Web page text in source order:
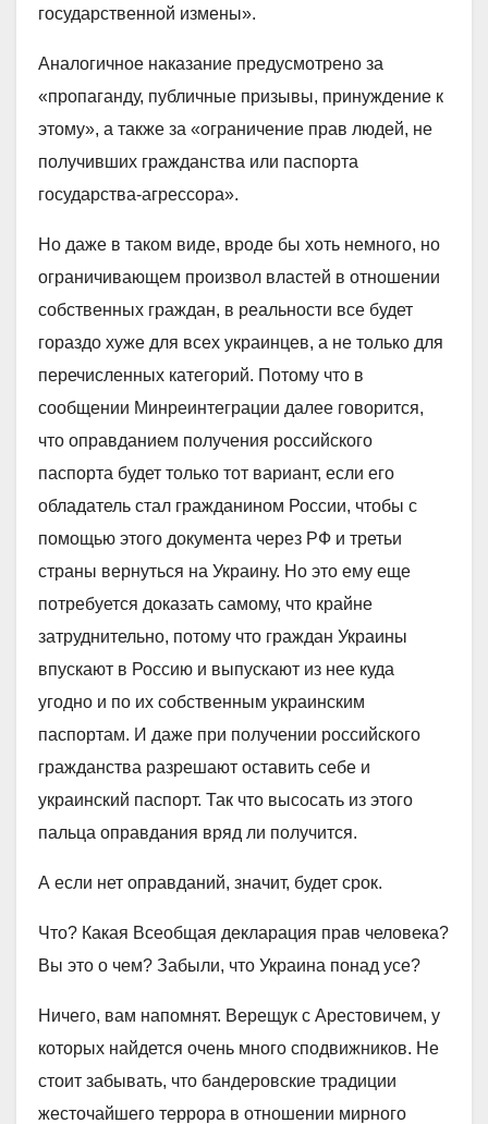
государственной измены».
Аналогичное наказание предусмотрено за
«пропаганду, публичные призывы, принуждение к
этому», а также за «ограничение прав людей, не
получивших гражданства или паспорта
государства-агрессора».
Но даже в таком виде, вроде бы хоть немного, но
ограничивающем произвол властей в отношении
собственных граждан, в реальности все будет
гораздо хуже для всех украинцев, а не только для
перечисленных категорий. Потому что в
сообщении Минреинтеграции далее говорится,
что оправданием получения российского
паспорта будет только тот вариант, если его
обладатель стал гражданином России, чтобы с
помощью этого документа через РФ и третьи
страны вернуться на Украину. Но это ему еще
потребуется доказать самому, что крайне
затруднительно, потому что граждан Украины
впускают в Россию и выпускают из нее куда
угодно и по их собственным украинским
паспортам. И даже при получении российского
гражданства разрешают оставить себе и
украинский паспорт. Так что высосать из этого
пальца оправдания вряд ли получится.
А если нет оправданий, значит, будет срок.
Что? Какая Всеобщая декларация прав человека?
Вы это о чем? Забыли, что Украина понад усе?
Ничего, вам напомнят. Верещук с Арестовичем, у
которых найдется очень много сподвижников. Не
стоит забывать, что бандеровские традиции
жесточайшего террора в отношении мирного